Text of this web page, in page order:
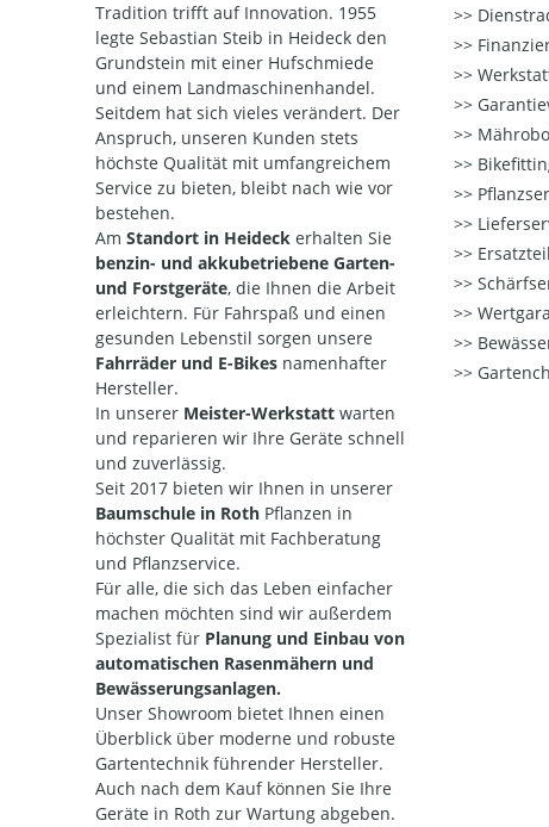
Tradition trifft auf Innovation. 1955
legte Sebastian Steib in Heideck den
Grundstein mit einer Hufschmiede
und einem Landmaschinenhandel.
Seitdem hat sich vieles verändert. Der
Anspruch, unseren Kunden stets
höchste Qualität mit umfangreichem
Service zu bieten, bleibt nach wie vor
bestehen.
Am Standort in Heideck erhalten Sie
benzin- und akkubetriebene Garten-
und Forstgeräte, die Ihnen die Arbeit
erleichtern. Für Fahrspaß und einen
gesunden Lebenstil sorgen unsere
Fahrräder und E-Bikes namenhafter
Hersteller.
In unserer Meister-Werkstatt warten
und reparieren wir Ihre Geräte schnell
und zuverlässig.
Seit 2017 bieten wir Ihnen in unserer
Baumschule in Roth Pflanzen in
höchster Qualität mit Fachberatung
und Pflanzservice.
Für alle, die sich das Leben einfacher
machen möchten sind wir außerdem
Spezialist für Planung und Einbau von
automatischen Rasenmähern und
Bewässerungsanlagen.
Unser Showroom bietet Ihnen einen
Überblick über moderne und robuste
Gartentechnik führender Hersteller.
Auch nach dem Kauf können Sie Ihre
Geräte in Roth zur Wartung abgeben.